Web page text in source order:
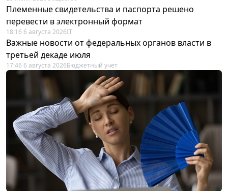
Племенные свидетельства и паспорта решено
перевести в электронный формат
18:16 6 августа 2026IT
Важные новости от федеральных органов власти в
третьей декаде июля
17:46 6 августа 2026Бюджетный учет